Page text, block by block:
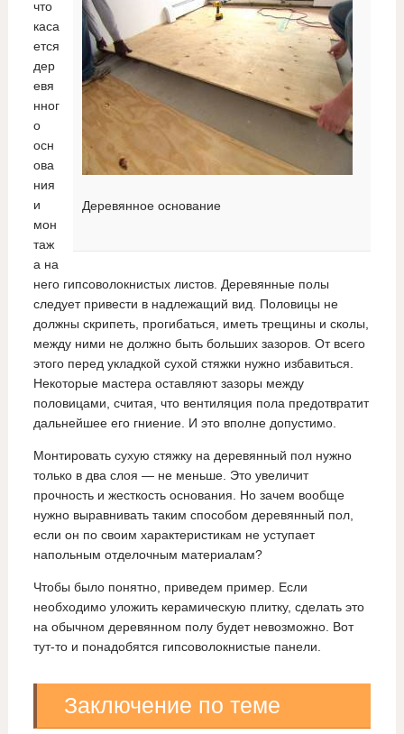
Деревянное основание
что
каса
ется
дер
евя
нног
о
осн
ова
ния
и
мон
таж
а на
него гипсоволокнистых листов. Деревянные полы
следует привести в надлежащий вид. Половицы не
должны скрипеть, прогибаться, иметь трещины и сколы,
между ними не должно быть больших зазоров. От всего
этого перед укладкой сухой стяжки нужно избавиться.
Некоторые мастера оставляют зазоры между
половицами, считая, что вентиляция пола предотвратит
дальнейшее его гниение. И это вполне допустимо.
Монтировать сухую стяжку на деревянный пол нужно
только в два слоя — не меньше. Это увеличит
прочность и жесткость основания. Но зачем вообще
нужно выравнивать таким способом деревянный пол,
если он по своим характеристикам не уступает
напольным отделочным материалам?
Чтобы было понятно, приведем пример. Если
необходимо уложить керамическую плитку, сделать это
на обычном деревянном полу будет невозможно. Вот
тут-то и понадобятся гипсоволокнистые панели.
Заключение по теме